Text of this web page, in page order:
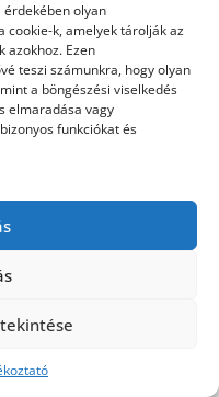
olyan
cookie-k, amelyek tárolják az
azokhoz. Ezen
teszi számunkra, hogy olyan
a böngészési viselkedés
elmaradása vagy
funkciókat és
Newspaperly